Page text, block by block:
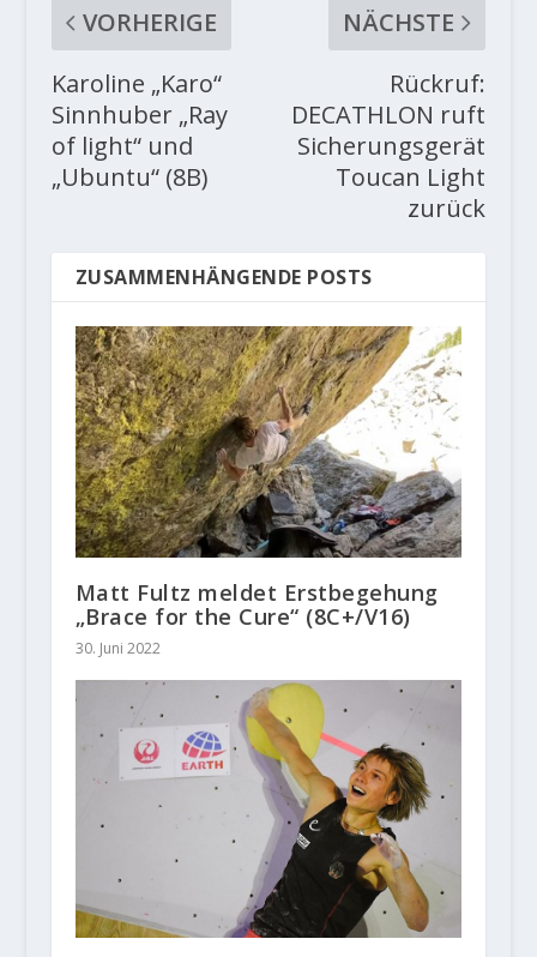
VORHERIGE
Karoline „Karo“
Sinnhuber „Ray
of light“ und
„Ubuntu“ (8B)
NÄCHSTE
Rückruf:
DECATHLON ruft
​Sicherungsgerät
Toucan Light
zurück
ZUSAMMENHÄNGENDE POSTS
Matt Fultz meldet Erstbegehung
„Brace for the Cure“ (8C+/V16)
30. Juni 2022